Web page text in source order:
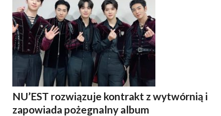
NU’EST rozwiązuje kontrakt z wytwórnią i
zapowiada pożegnalny album